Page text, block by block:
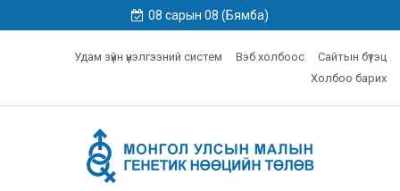
08 сарын 08 (Бямба)
Удам зүйн үнэлгээний систем Вэб холбоос
Сайтын бүтэц
Холбоо барих